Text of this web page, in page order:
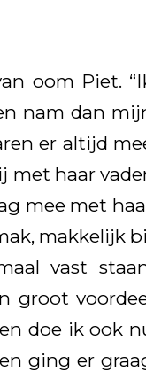
oom Piet.
nam dan
er altijd
met haar
mee met
makkelijk
vast
groot
doe ik ook
ging er